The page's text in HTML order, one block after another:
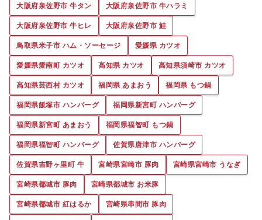
大阪府泉佐野市 牛タン
大阪府泉佐野市 牛ハラミ
大阪府泉佐野市 牛ヒレ
大阪府泉佐野市 鮭
鳥取県米子市 ハム・ソーセージ
愛媛県 カツオ
愛媛県愛南町 カツオ
高知県 カツオ
高知県須崎市 カツオ
高知県芸西村 カツオ
福岡県 あまおう
福岡県 もつ鍋
福岡県飯塚市 ハンバーグ
福岡県新宮町 ハンバーグ
福岡県新宮町 あまおう
福岡県福智町 もつ鍋
福岡県福智町 ハンバーグ
佐賀県唐津市 ハンバーグ
佐賀県吉野ヶ里町 牛
宮崎県宮崎市 豚肉
宮崎県宮崎市 うなぎ
宮崎県都城市 豚肉
宮崎県都城市 お米豚
宮崎県都城市 紅はるか
宮崎県串間市 豚肉